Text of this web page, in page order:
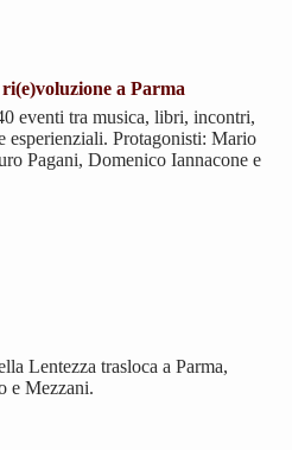
a Parma
eventi tra musica, libri, incontri,
esperienziali. Protagonisti: Mario
Pagani, Domenico Iannacone e
Lentezza trasloca a Parma,
e Mezzani.